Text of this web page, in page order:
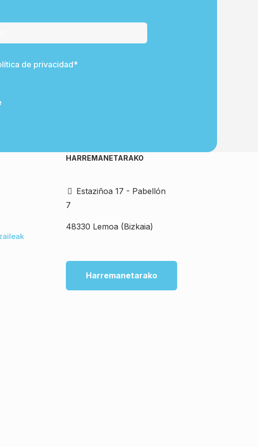
de privacidad*
HARREMANETARAKO
Estaziñoa 17 - Pabellón
7
48330 Lemoa (Bizkaia)
Harremanetarako